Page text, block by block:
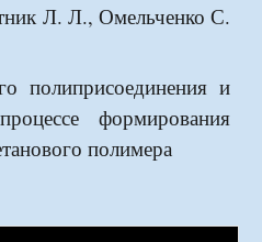
Л. Л., Омельченко С.
полиприсоединения и
формирования
полимера